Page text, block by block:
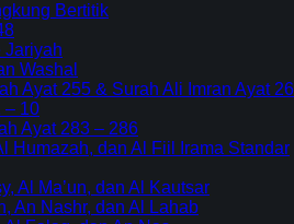
Bertitik
Jariyah
Washal
Ayat 255 & Surah Ali Imran Ayat 26
– 10
Ayat 283 – 286
Humazah, dan Al Fiil Irama Standar
Al Ma’un, dan Al Kautsar
An Nashr, dan Al Lahab